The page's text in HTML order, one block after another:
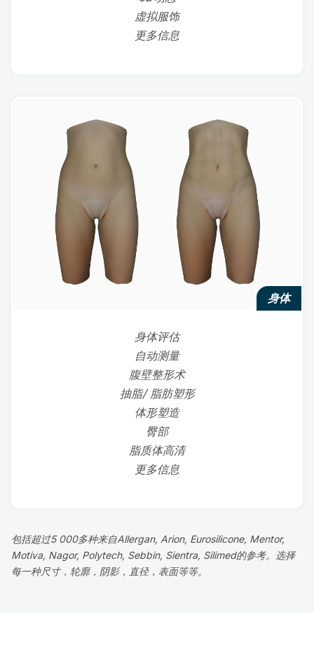
虚拟服饰
更多信息
身体
身体评估
自动测量
腹壁整形术
抽脂/ 脂肪塑形
体形塑造
臀部
脂质体高清
更多信息
包括超过5 000多种来自Allergan, Arion, Eurosilicone, Mentor,
Motiva, Nagor, Polytech, Sebbin, Sientra, Silimed的参考。选择
每一种尺寸，轮廓，阴影，直径，表面等等。